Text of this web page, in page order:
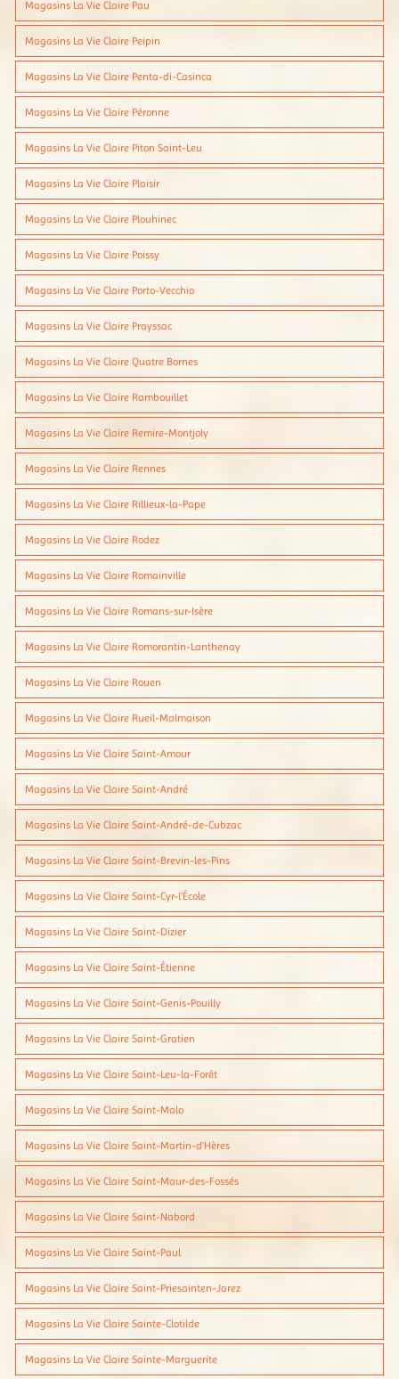
Magasins La Vie Claire Pau
Magasins La Vie Claire Peipin
Magasins La Vie Claire Penta-di-Casinca
Magasins La Vie Claire Péronne
Magasins La Vie Claire Piton Saint-Leu
Magasins La Vie Claire Plaisir
Magasins La Vie Claire Plouhinec
Magasins La Vie Claire Poissy
Magasins La Vie Claire Porto-Vecchio
Magasins La Vie Claire Prayssac
Magasins La Vie Claire Quatre Bornes
Magasins La Vie Claire Rambouillet
Magasins La Vie Claire Remire-Montjoly
Magasins La Vie Claire Rennes
Magasins La Vie Claire Rillieux-la-Pape
Magasins La Vie Claire Rodez
Magasins La Vie Claire Romainville
Magasins La Vie Claire Romans-sur-Isère
Magasins La Vie Claire Romorantin-Lanthenay
Magasins La Vie Claire Rouen
Magasins La Vie Claire Rueil-Malmaison
Magasins La Vie Claire Saint-Amour
Magasins La Vie Claire Saint-André
Magasins La Vie Claire Saint-André-de-Cubzac
Magasins La Vie Claire Saint-Brevin-les-Pins
Magasins La Vie Claire Saint-Cyr-l'École
Magasins La Vie Claire Saint-Dizier
Magasins La Vie Claire Saint-Étienne
Magasins La Vie Claire Saint-Genis-Pouilly
Magasins La Vie Claire Saint-Gratien
Magasins La Vie Claire Saint-Leu-la-Forêt
Magasins La Vie Claire Saint-Malo
Magasins La Vie Claire Saint-Martin-d'Hères
Magasins La Vie Claire Saint-Maur-des-Fossés
Magasins La Vie Claire Saint-Nabord
Magasins La Vie Claire Saint-Paul
Magasins La Vie Claire Saint-Priesainten-Jarez
Magasins La Vie Claire Sainte-Clotilde
Magasins La Vie Claire Sainte-Marguerite